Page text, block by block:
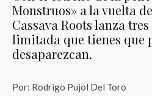
Monstruos» a la vuelta
Cassava Roots lanza
limitada que tienes que
desaparezcan.
Por: Rodrigo Pujol Del Toro